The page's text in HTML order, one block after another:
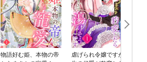
物語好む姫、本物の帝
虐げられ令嬢ですが、